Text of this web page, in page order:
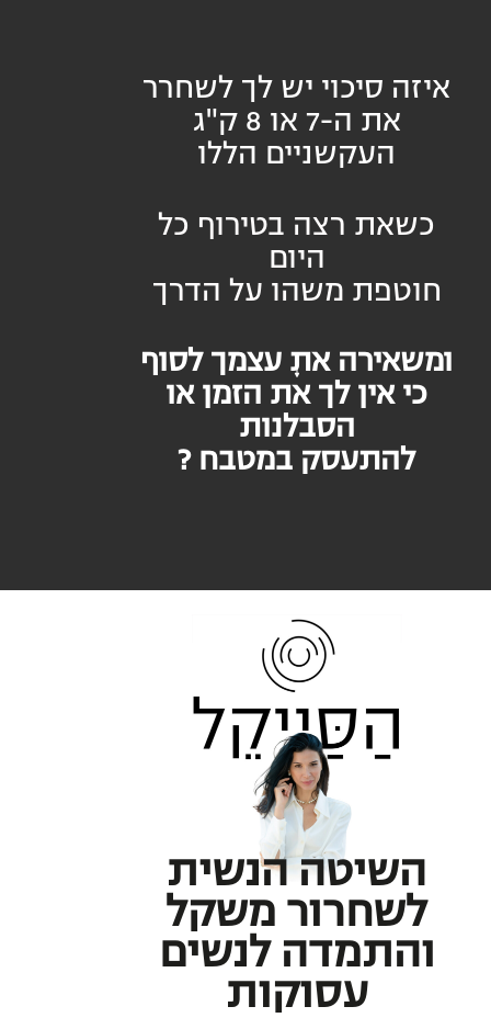
איזה סיכוי יש לך לשחרר
את ה-7 או 8 ק"ג
העקשניים הללו
כשאת רצה בטירוף כל
היום
חוטפת משהו על הדרך
ומשאירה את עצמך לסוף
כי אין לך את הזמן או
הסבלנות
להתעסק במטבח ?
השיטה הנשית
לשחרור משקל
והתמדה לנשים
עסוקות